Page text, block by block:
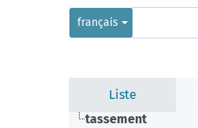
français
Liste
tassement